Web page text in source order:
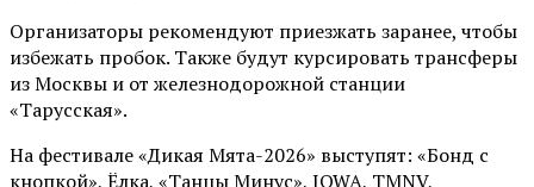
Организаторы рекомендуют приезжать заранее, чтобы
избежать пробок. Также будут курсировать трансферы
из Москвы и от железнодорожной станции
«Тарусская».
На фестивале «Дикая Мята-2026» выступят: «Бонд с
кнопкой», Ёлка, «Танцы Минус», IOWA, TMNV,